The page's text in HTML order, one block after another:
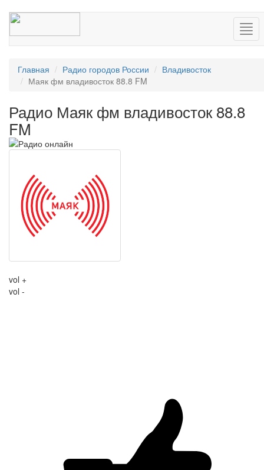
Главная Радио городов России
Владивосток
Маяк фм владивосток 88.8 FM
Радио Маяк фм владивосток 88.8
FM
vol +
vol -